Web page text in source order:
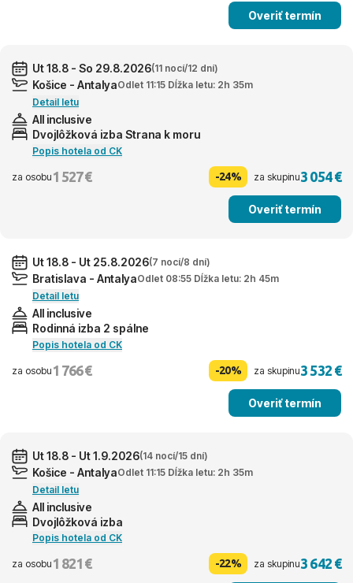
Overiť termín
Ut 18.8 - So 29.8.2026(11 nocí/12 dní)
Košice - AntalyaOdlet 11:15 Dĺžka letu: 2h 35m
Detail letu
All inclusive
Dvojlôžková izba Strana k moru
Popis hotela od CK
za osobu 1 527 € -24% za skupinu3 054 €
Overiť termín
Ut 18.8 - Ut 25.8.2026(7 nocí/8 dní)
Bratislava - AntalyaOdlet 08:55 Dĺžka letu: 2h 45m
Detail letu
All inclusive
Rodinná izba 2 spálne
Popis hotela od CK
za osobu 1 766 € -20% za skupinu3 532 €
Overiť termín
Ut 18.8 - Ut 1.9.2026(14 nocí/15 dní)
Košice - AntalyaOdlet 11:15 Dĺžka letu: 2h 35m
Detail letu
All inclusive
Dvojlôžková izba
Popis hotela od CK
za osobu 1 821 € -22% za skupinu3 642 €